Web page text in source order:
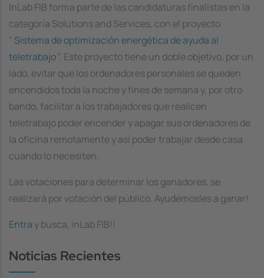
InLab FIB forma parte de las candidaturas finalistas en la
categoría Solutions and Services, con el proyecto
" Sistema de optimización energética de ayuda al
teletrabajo". Este proyecto tiene un doble objetivo, por un
lado, evitar que los ordenadores personales se queden
encendidos toda la noche y fines de semana y, por otro
bando, facilitar a los trabajadores que realicen
teletrabajo poder encender y apagar sus ordenadores de
la oficina remotamente y así poder trabajar desde casa
cuando lo necesiten.
Las votaciones para determinar los ganadores, se
realizará por votación del público. Ayudémosles a ganar!
Entra y busca, inLab FIB!!
Noticias Recientes